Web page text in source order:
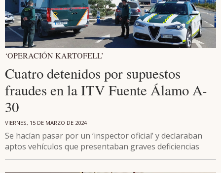
‘OPERACIÓN KARTOFELL’
Cuatro detenidos por supuestos
fraudes en la ITV Fuente Álamo A-
30
VIERNES, 15 DE MARZO DE 2024
Se hacían pasar por un ‘inspector oficial’ y declaraban
aptos vehículos que presentaban graves deficiencias